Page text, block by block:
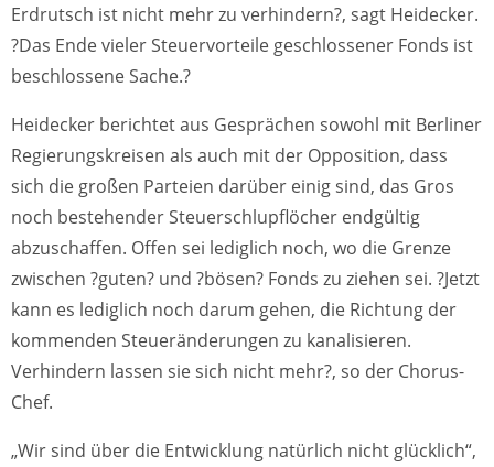
Erdrutsch ist nicht mehr zu verhindern?, sagt Heidecker.
?Das Ende vieler Steuervorteile geschlossener Fonds ist
beschlossene Sache.?
Heidecker berichtet aus Gesprächen sowohl mit Berliner
Regierungskreisen als auch mit der Opposition, dass
sich die großen Parteien darüber einig sind, das Gros
noch bestehender Steuerschlupflöcher endgültig
abzuschaffen. Offen sei lediglich noch, wo die Grenze
zwischen ?guten? und ?bösen? Fonds zu ziehen sei. ?Jetzt
kann es lediglich noch darum gehen, die Richtung der
kommenden Steueränderungen zu kanalisieren.
Verhindern lassen sie sich nicht mehr?, so der Chorus-
Chef.
„Wir sind über die Entwicklung natürlich nicht glücklich“,